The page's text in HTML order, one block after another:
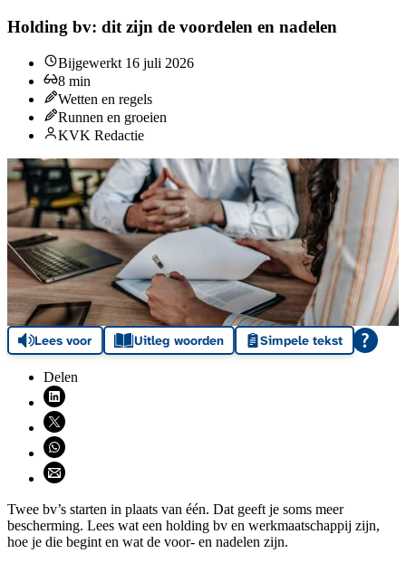
Holding bv: dit zijn de voordelen en nadelen
Bijgewerkt 16 juli 2026
8 min
Wetten en regels
Runnen en groeien
KVK Redactie
Lees voor Uitleg woorden Simpele tekst
Delen
Deel via LinkedIn (opent nieuw venster)
Deel via X (opent nieuw venster)
Deel via WhatsApp (opent WhatsApp)
Deel via email (opent email programma)
Twee bv’s starten in plaats van één. Dat geeft je soms meer
bescherming. Lees wat een holding bv en werkmaatschappij zijn,
hoe je die begint en wat de voor- en nadelen zijn.